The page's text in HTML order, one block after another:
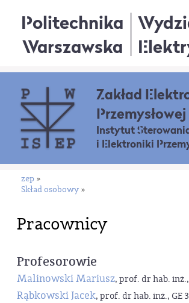
Politechnika
Warszawska
Zakład
Przemysłowej
Instytut
i Elektroniki
zep »
Skład osobowy »
Pracownicy
Profesorowie
Malinowski Mariusz, prof. dr hab. inż.,
Rąbkowski Jacek, prof. dr hab. inż., GE